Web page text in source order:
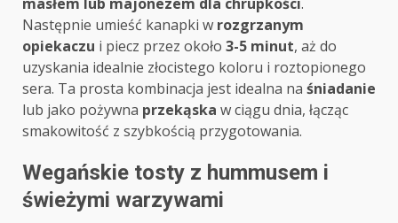
Następnie umieść kanapki w rozgrzanym
opiekaczu i piecz przez około 3-5 minut, aż do
uzyskania idealnie złocistego koloru i roztopionego
sera. Ta prosta kombinacja jest idealna na śniadanie
lub jako pożywna przekąska w ciągu dnia, łącząc
smakowitość z szybkością przygotowania.
Wegańskie tosty z hummusem i
świeżymi warzywami